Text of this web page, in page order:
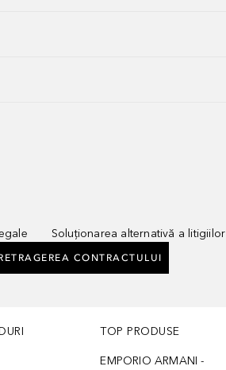
Soluționarea alternativă a litigiilor
CONTRACTULUI
TOP PRODUSE
EMPORIO ARMANI -